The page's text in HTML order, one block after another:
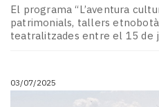
El programa “L’aventura
patrimonials, tallers
teatralitzades entre el 15 de
03/07/2025